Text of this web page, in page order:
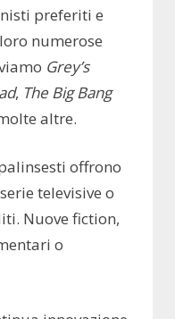
preferiti e
numerose
Grey’s
, The Big Bang
altre.
offrono
televisive o
Nuove fiction,
o